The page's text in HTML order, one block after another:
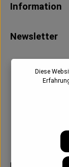
Information
Newsletter
Diese